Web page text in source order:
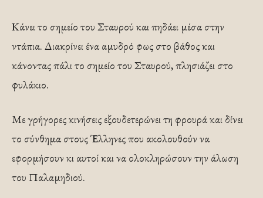
Κάνει το σημείο του Σταυρού και πηδάει μέσα στην
ντάπια. Διακρίνει ένα αμυδρό φως στο βάθος και
κάνοντας πάλι το σημείο του Σταυρού, πλησιάζει στο
φυλάκιο.
Με γρήγορες κινήσεις εξουδετερώνει τη φρουρά και δίνει
το σύνθημα στους Έλληνες που ακολουθούν να
εφορμήσουν κι αυτοί και να ολοκληρώσουν την άλωση
του Παλαμηδιού.